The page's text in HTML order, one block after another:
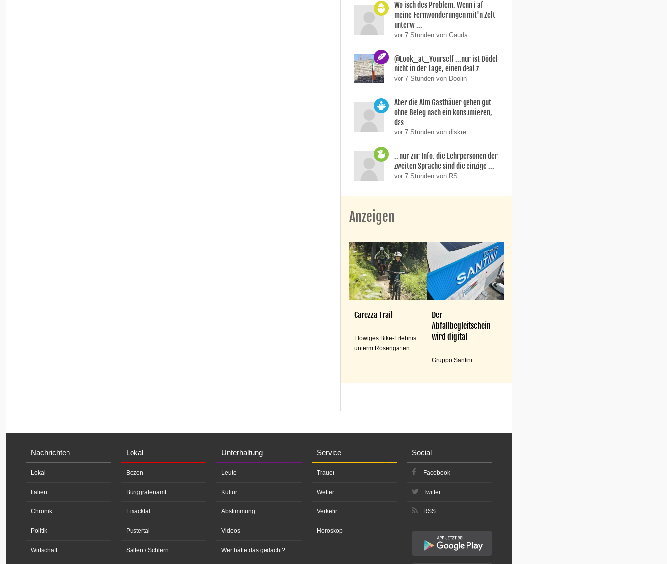
Wo isch des Problem. Wenn i af
meine Fernwonderungen mit'n Zelt
unterw ...
vor 7 Stunden von Gauda
@Look_at_Yourself ...nur ist Dödel
nicht in der Lage, einen deal z ...
vor 7 Stunden von Doolin
Aber die Alm Gasthäuer gehen gut
ohne Beleg nach ein konsumieren,
das ...
vor 7 Stunden von diskret
.. nur zur Info: die Lehrpersonen der
zweiten Sprache sind die einzige ...
vor 7 Stunden von RS
Anzeigen
Carezza Trail
Flowiges Bike-Erlebnis
unterm Rosengarten
Der
Abfallbegleitschein
wird digital
Gruppo Santini
Nachrichten
Lokal
Italien
Chronik
Politik
Wirtschaft
Lokal
Bozen
Burggrafenamt
Eisacktal
Pustertal
Salten / Schlern
Unterhaltung
Leute
Kultur
Abstimmung
Videos
Wer hätte das gedacht?
Service
Trauer
Wetter
Verkehr
Horoskop
Social
Facebook
Twitter
RSS